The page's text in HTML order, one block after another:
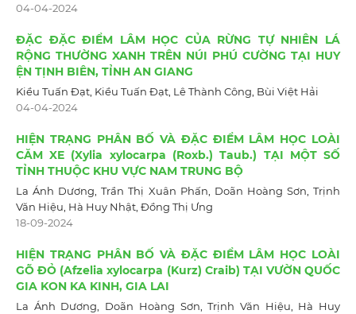
04-04-2024
ĐẶC ĐẶC ĐIỂM LÂM HỌC CỦA RỪNG TỰ NHIÊN LÁ
RỘNG THƯỜNG XANH TRÊN NÚI PHÚ CƯỜNG TẠI HUY
ỆN TỊNH BIÊN, TỈNH AN GIANG
Kiều Tuấn Đạt, Kiều Tuấn Đạt, Lê Thành Công, Bùi Việt Hải
04-04-2024
HIỆN TRẠNG PHÂN BỐ VÀ ĐẶC ĐIỂM LÂM HỌC LOÀI
CĂM XE (Xylia xylocarpa (Roxb.) Taub.) TẠI MỘT SỐ
TỈNH THUỘC KHU VỰC NAM TRUNG BỘ
La Ánh Dương, Trần Thị Xuân Phấn, Doãn Hoàng Sơn, Trịnh
Văn Hiệu, Hà Huy Nhật, Đồng Thị Ưng
18-09-2024
HIỆN TRẠNG PHÂN BỐ VÀ ĐẶC ĐIỂM LÂM HỌC LOÀI
GÕ ĐỎ (Afzelia xylocarpa (Kurz) Craib) TẠI VƯỜN QUỐC
GIA KON KA KINH, GIA LAI
La Ánh Dương, Doãn Hoàng Sơn, Trịnh Văn Hiệu, Hà Huy